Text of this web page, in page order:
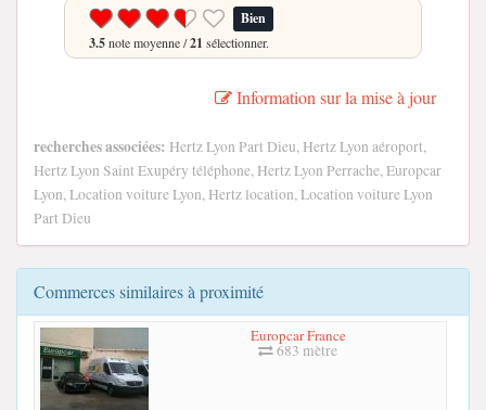
Bien
3.5note moyenne /21 sélectionner.
Information sur la mise à jour
recherches associées: Hertz Lyon Part Dieu, Hertz Lyon aéroport,
Hertz Lyon Saint Exupéry téléphone, Hertz Lyon Perrache, Europcar
Lyon, Location voiture Lyon, Hertz location, Location voiture Lyon
Part Dieu
Commerces similaires à proximité
Europcar France
683 mètre